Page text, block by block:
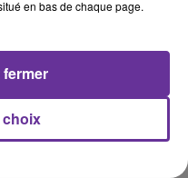
PAR PATRICK LE
en bas de chaque page.
choix